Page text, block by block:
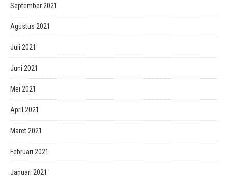
September 2021
Agustus 2021
Juli 2021
Juni 2021
Mei 2021
April 2021
Maret 2021
Februari 2021
Januari 2021